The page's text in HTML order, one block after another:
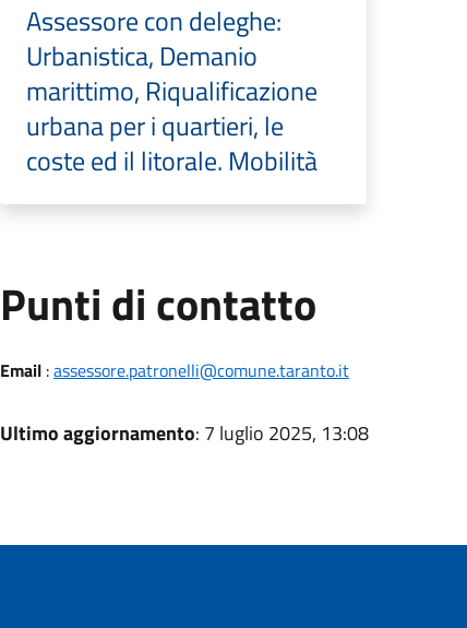
Assessore con deleghe:
Urbanistica, Demanio
marittimo, Riqualificazione
urbana per i quartieri, le
coste ed il litorale. Mobilità
Punti di contatto
Email:assessore.patronelli@comune.taranto.it
Ultimo aggiornamento: 7 luglio 2025, 13:08